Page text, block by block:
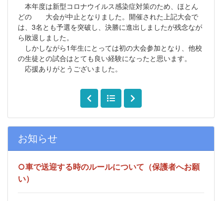
お知らせ
○車で送迎する時のルールについて（保護者へお願
い）
本年度は新型コロナウイルス感染症対策のため、ほとん
どの 大会が中止となりました。開催された上記大会で
は、3名とも予選を突破し、決勝に進出しましたが残念なが
ら敗退しました。
しかしながら1年生にとっては初の大会参加となり、他校
の生徒との試合はとても良い経験になったと思います。
応援ありがとうございました。